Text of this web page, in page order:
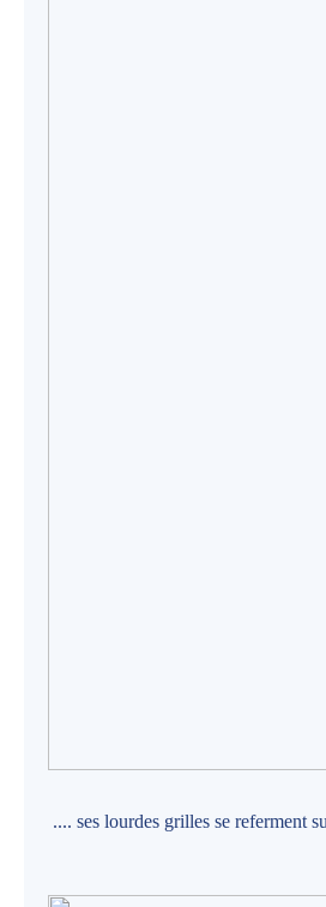
.... ses lourdes grilles se referment